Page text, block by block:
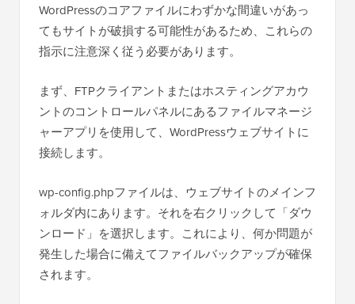
WordPressのコアファイルにわずかな間違いがあっ
てもサイトが破損する可能性があるため、これらの
指示に注意深く従う必要があります。
まず、FTPクライアントまたはホスティングアカウ
ントのコントロールパネルにあるファイルマネージ
ャーアプリを使用して、WordPressウェブサイトに
接続します。
wp-config.phpファイルは、ウェブサイトのメインフ
ォルダ内にあります。それを右クリックして「ダウ
ンロード」を選択します。これにより、何か問題が
発生した場合に備えてファイルバックアップが確保
されます。